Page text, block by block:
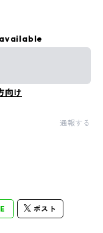
向け
通報する
ポスト